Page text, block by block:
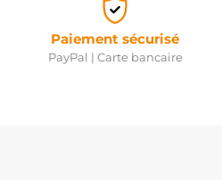
Paiement sécurisé
PayPal | Carte bancaire